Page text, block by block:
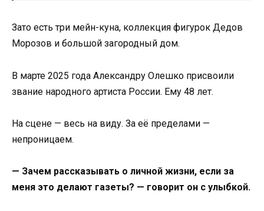
Зато есть три мейн-куна, коллекция фигурок Дедов
Морозов и большой загородный дом.
В марте 2025 года Александру Олешко присвоили
звание народного артиста России. Ему 48 лет.
На сцене — весь на виду. За её пределами —
непроницаем.
— Зачем рассказывать о личной жизни, если за
меня это делают газеты? — говорит он с улыбкой.